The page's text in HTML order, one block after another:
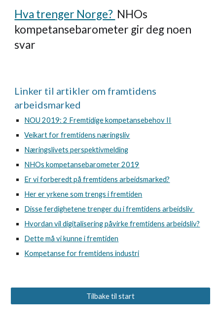
Hva trenger Norge? NHOs
kompetansebarometer gir deg noen
svar
Linker til artikler om framtidens
arbeidsmarked
NOU 2019: 2 Fremtidige kompetansebehov II
Veikart for fremtidens næringsliv
Næringslivets perspektivmelding
NHOs kompetansebarometer 2019
Er vi forberedt på fremtidens arbeidsmarked?
Her er yrkene som trengs i fremtiden
Disse ferdighetene trenger du i fremtidens arbeidsliv
Hvordan vil digitalisering påvirke fremtidens arbeidsliv?
Dette må vi kunne i fremtiden
Kompetanse for fremtidens industri
Tilbake til start